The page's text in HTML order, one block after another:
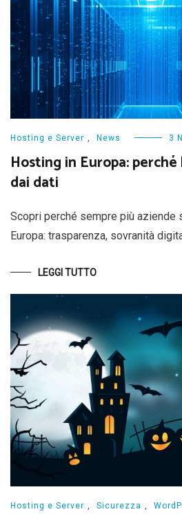
Hosting e Server , News 3
Hosting in Europa: perché
dai dati
Scopri perché sempre più aziende
Europa: trasparenza, sovranità
LEGGI TUTTO
Hosting e Server Sicurezza